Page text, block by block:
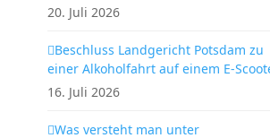
20. Juli 2026
Beschluss Landgericht Potsdam zu
einer Alkoholfahrt auf einem E-
16. Juli 2026
Was versteht man unter